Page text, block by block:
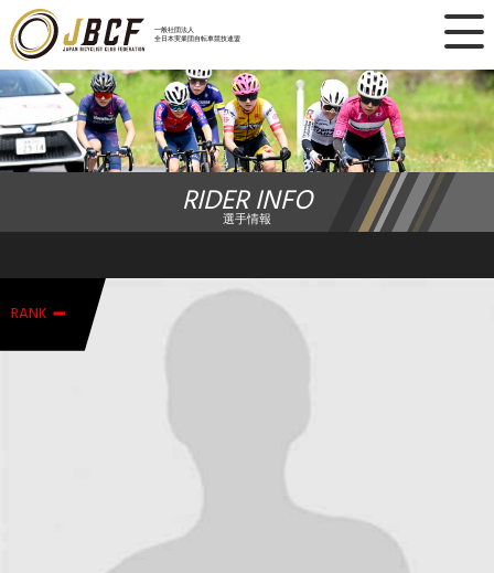
一般社団法人
全日本実業団自転車競技連盟
×
ニュース
レース日程
ランキング
チーム・選手
加盟・登録
エントリー
JBCF ROAD SERIESとは
RIDER INFO
選手情報
RANK -